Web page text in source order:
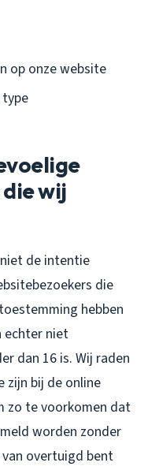
op onze website
wij
de intentie
die
hebben
echter niet
dan 16 is. Wij raden
zijn bij de online
zo te voorkomen dat
worden zonder
overtuigd bent